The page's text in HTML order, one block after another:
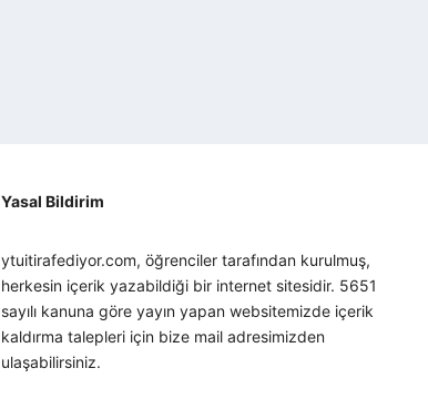
Yasal Bildirim
ytuitirafediyor.com, öğrenciler tarafından kurulmuş,
herkesin içerik yazabildiği bir internet sitesidir. 5651
sayılı kanuna göre yayın yapan websitemizde içerik
kaldırma talepleri için bize mail adresimizden
ulaşabilirsiniz.